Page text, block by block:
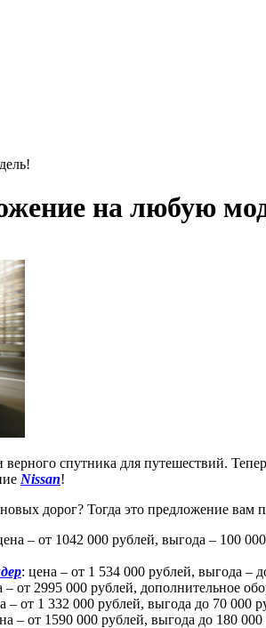
на любую
спутника для путешествий.
Nissan!
дорог? Тогда это предложение
– от 1042 000 рублей, выгода – 100
: цена – от 1 534 000 рублей, выгода –
– от 2995 000 рублей, дополнительное
– от 1 332 000 рублей, выгода до 70
– от 1590 000 рублей, выгода до 180